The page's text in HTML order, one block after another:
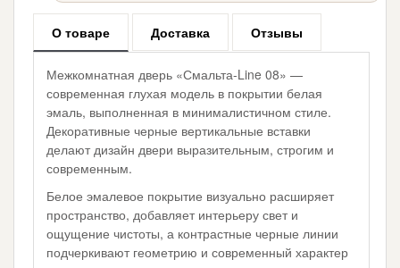
О товаре Доставка Отзывы
Межкомнатная дверь «Смальта-Line 08» —
современная глухая модель в покрытии белая
эмаль, выполненная в минималистичном стиле.
Декоративные черные вертикальные вставки
делают дизайн двери выразительным, строгим и
современным.
Белое эмалевое покрытие визуально расширяет
пространство, добавляет интерьеру свет и
ощущение чистоты, а контрастные черные линии
подчеркивают геометрию и современный характер